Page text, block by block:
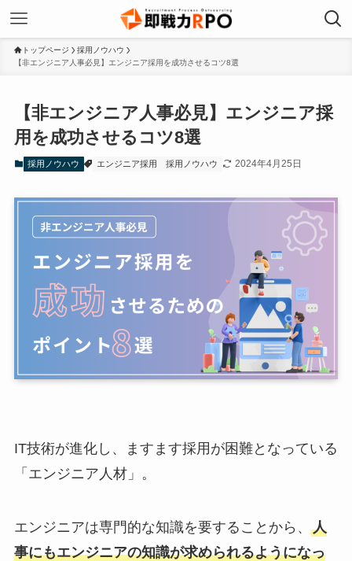
トップページ
採用ノウハウ
【非エンジニア人事必見】エンジニア採用を成功させるコツ8選
【非エンジニア人事必見】エンジニア採
用を成功させるコツ8選
採用ノウハウ エンジニア採用 採用ノウハウ 2024年4月25日
IT技術が進化し、ますます採用が困難となっている
「エンジニア人材」。
エンジニアは専門的な知識を要することから、 人
事にもエンジニアの知識が求められるようになっ